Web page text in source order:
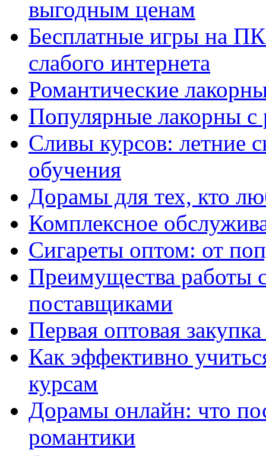
выгодным ценам
Бесплатные игры на
слабого интернета
Романтические
Популярные лакорны с
Сливы курсов: летние
обучения
Дорамы для тех, кто
Комплексное
Сигареты оптом: от
Преимущества работы
поставщиками
Первая оптовая
Как эффективно
курсам
Дорамы онлайн: что
романтики